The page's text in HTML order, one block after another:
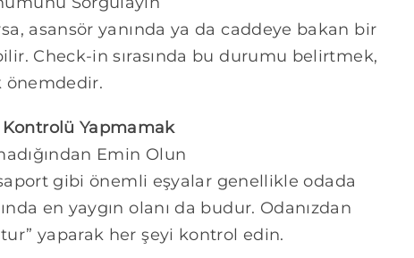
asansör yanında ya da caddeye bakan bir
Check-in sırasında bu durumu belirtmek,
Yapmamak
Emin Olun
gibi önemli eşyalar genellikle odada
en yaygın olanı da budur. Odanızdan
yaparak her şeyi kontrol edin.